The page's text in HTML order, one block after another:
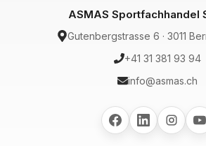
ASMAS Sportfachhandel
Gutenbergstrasse 6 · 3011
+41 31 381 93 94
info@asmas.ch